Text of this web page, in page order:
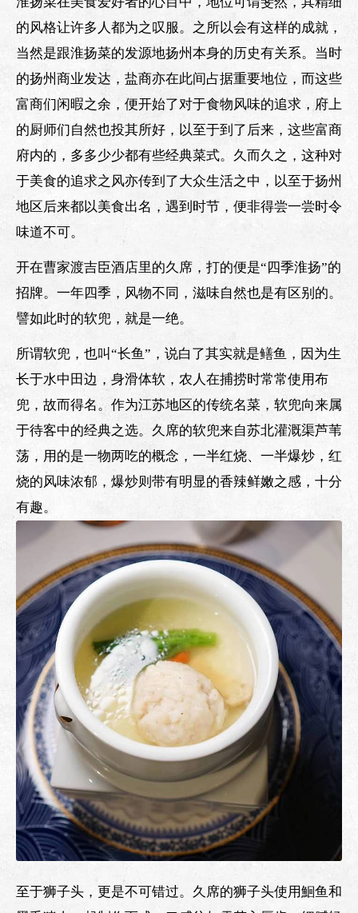
的风格让许多人都为之叹服。之所以会有这样的成就，
当然是跟淮扬菜的发源地扬州本身的历史有关系。当时
的扬州商业发达，盐商亦在此间占据重要地位，而这些
富商们闲暇之余，便开始了对于食物风味的追求，府上
的厨师们自然也投其所好，以至于到了后来，这些富商
府内的，多多少少都有些经典菜式。久而久之，这种对
于美食的追求之风亦传到了大众生活之中，以至于扬州
地区后来都以美食出名，遇到时节，便非得尝一尝时令
味道不可。
开在曹家渡吉臣酒店里的久席，打的便是“四季淮扬”的
招牌。一年四季，风物不同，滋味自然也是有区别的。
譬如此时的软兜，就是一绝。
所谓软兜，也叫“长鱼”，说白了其实就是鳝鱼，因为生
长于水中田边，身滑体软，农人在捕捞时常常使用布
兜，故而得名。作为江苏地区的传统名菜，软兜向来属
于待客中的经典之选。久席的软兜来自苏北灌溉渠芦苇
荡，用的是一物两吃的概念，一半红烧、一半爆炒，红
烧的风味浓郁，爆炒则带有明显的香辣鲜嫩之感，十分
有趣。
至于狮子头，更是不可错过。久席的狮子头使用鮰鱼和